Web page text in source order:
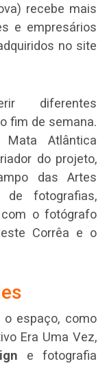
recebe mais
e empresários
no site
diferentes
fim de semana.
Atlântica
do projeto,
das Artes
fotografias,
com o fotógrafo
Corrêa e o
espaço, como
Era Uma Vez,
e fotografia